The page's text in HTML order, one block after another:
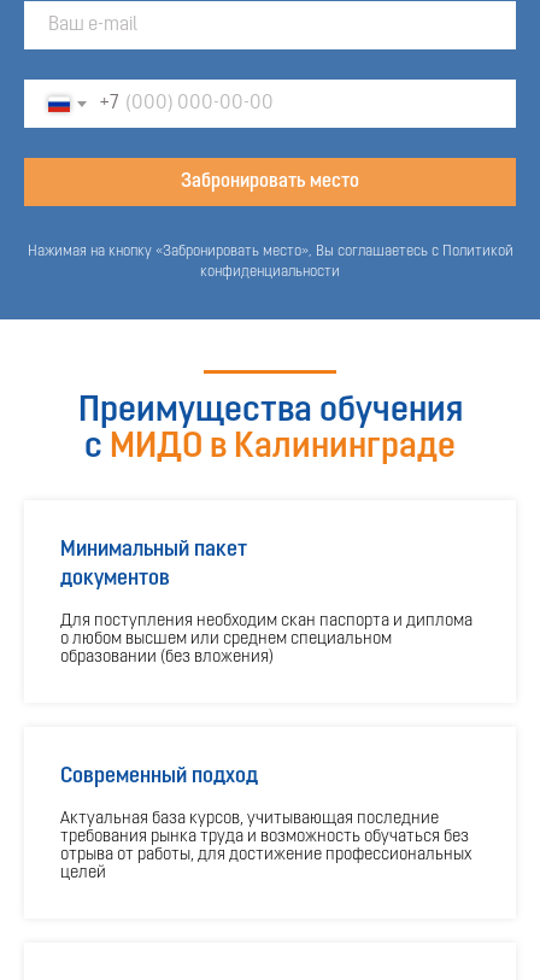
+7
Забронировать место
Нажимая на кнопку «Забронировать место», Вы соглашаетесь с Политикой
конфиденциальности
Преимущества обучения
с МИДО в Калининграде
Минимальный пакет
документов
Для поступления необходим скан паспорта и диплома
о любом высшем или среднем специальном
образовании (без вложения)
Современный подход
Актуальная база курсов, учитывающая последние
требования рынка труда и возможность обучаться без
отрыва от работы, для достижение профессиональных
целей